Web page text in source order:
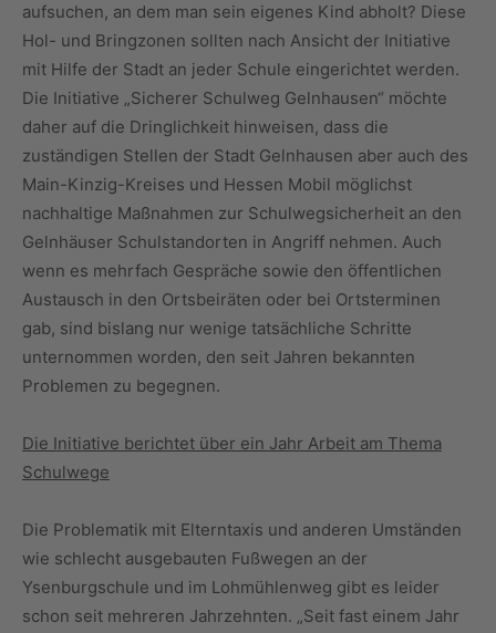
aufsuchen, an dem man sein eigenes Kind abholt? Diese
Hol- und Bringzonen sollten nach Ansicht der Initiative
mit Hilfe der Stadt an jeder Schule eingerichtet werden.
Die Initiative „Sicherer Schulweg Gelnhausen“ möchte
daher auf die Dringlichkeit hinweisen, dass die
zuständigen Stellen der Stadt Gelnhausen aber auch des
Main-Kinzig-Kreises und Hessen Mobil möglichst
nachhaltige Maßnahmen zur Schulwegsicherheit an den
Gelnhäuser Schulstandorten in Angriff nehmen. Auch
wenn es mehrfach Gespräche sowie den öffentlichen
Austausch in den Ortsbeiräten oder bei Ortsterminen
gab, sind bislang nur wenige tatsächliche Schritte
unternommen worden, den seit Jahren bekannten
Problemen zu begegnen.
Die Initiative berichtet über ein Jahr Arbeit am Thema
Schulwege
Die Problematik mit Elterntaxis und anderen Umständen
wie schlecht ausgebauten Fußwegen an der
Ysenburgschule und im Lohmühlenweg gibt es leider
schon seit mehreren Jahrzehnten. „Seit fast einem Jahr